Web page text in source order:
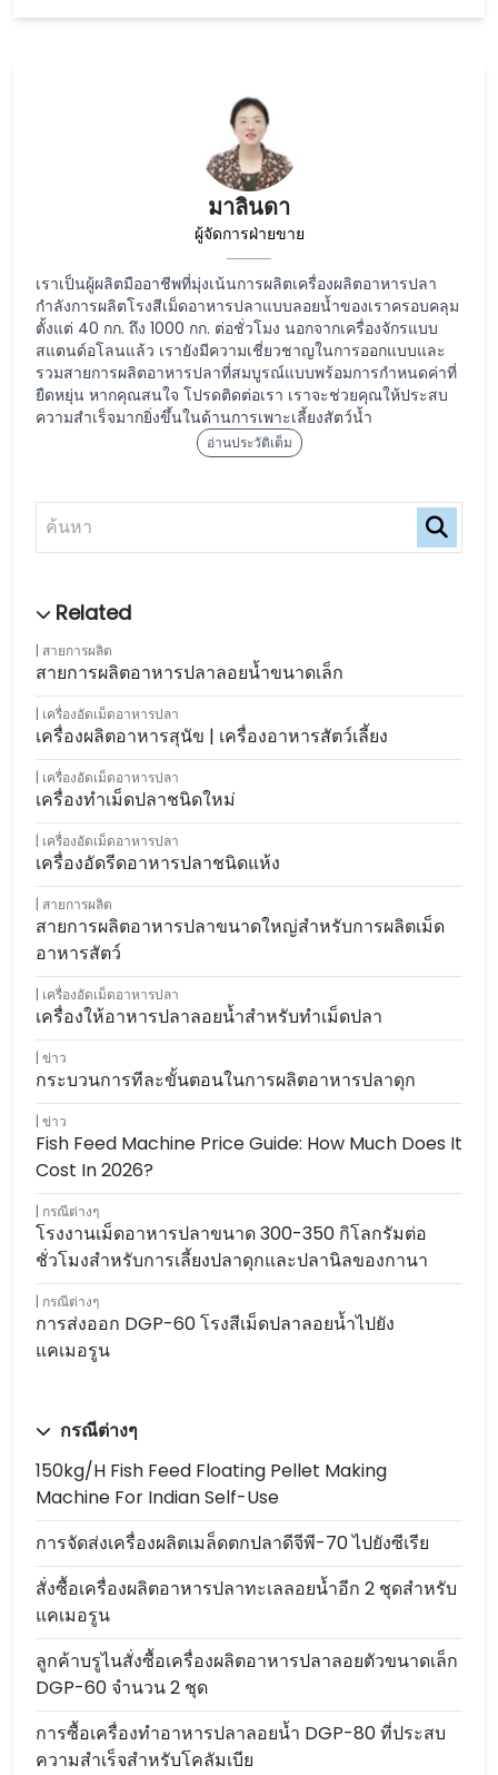
มาลินดา
ผู้จัดการฝ่ายขาย
เราเป็นผู้ผลิตมืออาชีพที่มุ่งเน้นการผลิตเครื่องผลิตอาหารปลา
กำลังการผลิตโรงสีเม็ดอาหารปลาแบบลอยน้ำของเราครอบคลุม
ตั้งแต่ 40 กก. ถึง 1000 กก. ต่อชั่วโมง นอกจากเครื่องจักรแบบ
สแตนด์อโลนแล้ว เรายังมีความเชี่ยวชาญในการออกแบบและ
รวมสายการผลิตอาหารปลาที่สมบูรณ์แบบพร้อมการกำหนดค่าที่
ยืดหยุ่น หากคุณสนใจ โปรดติดต่อเรา เราจะช่วยคุณให้ประสบ
ความสำเร็จมากยิ่งขึ้นในด้านการเพาะเลี้ยงสัตว์น้ำ
อ่านประวัติเต็ม
สายการผลิต
สายการผลิตอาหารปลาลอยน้ำขนาดเล็ก
เครื่องอัดเม็ดอาหารปลา
เครื่องผลิตอาหารสุนัข | เครื่องอาหารสัตว์เลี้ยง
เครื่องอัดเม็ดอาหารปลา
เครื่องทำเม็ดปลาชนิดใหม่
เครื่องอัดเม็ดอาหารปลา
เครื่องอัดรีดอาหารปลาชนิดแห้ง
สายการผลิต
สายการผลิตอาหารปลาขนาดใหญ่สำหรับการผลิตเม็ด
อาหารสัตว์
เครื่องอัดเม็ดอาหารปลา
เครื่องให้อาหารปลาลอยน้ำสำหรับทำเม็ดปลา
ข่าว
กระบวนการทีละขั้นตอนในการผลิตอาหารปลาดุก
ข่าว
Fish Feed Machine Price Guide: How Much Does It
Cost In 2026?
กรณีต่างๆ
โรงงานเม็ดอาหารปลาขนาด 300-350 กิโลกรัมต่อ
ชั่วโมงสำหรับการเลี้ยงปลาดุกและปลานิลของกานา
กรณีต่างๆ
การส่งออก DGP-60 โรงสีเม็ดปลาลอยน้ำไปยัง
แคเมอรูน
กรณีต่างๆ
150kg/h Fish Feed Floating Pellet Making
Machine For Indian Self-Use
การจัดส่งเครื่องผลิตเมล็ดตกปลาดีจีพี-70 ไปยังซีเรีย
สั่งซื้อเครื่องผลิตอาหารปลาทะเลลอยน้ำอีก 2 ชุดสำหรับ
แคเมอรูน
ลูกค้าบรูไนสั่งซื้อเครื่องผลิตอาหารปลาลอยตัวขนาดเล็ก
DGP-60 จำนวน 2 ชุด
การซื้อเครื่องทำอาหารปลาลอยน้ำ DGP-80 ที่ประสบ
ความสำเร็จสำหรับโคลัมเบีย